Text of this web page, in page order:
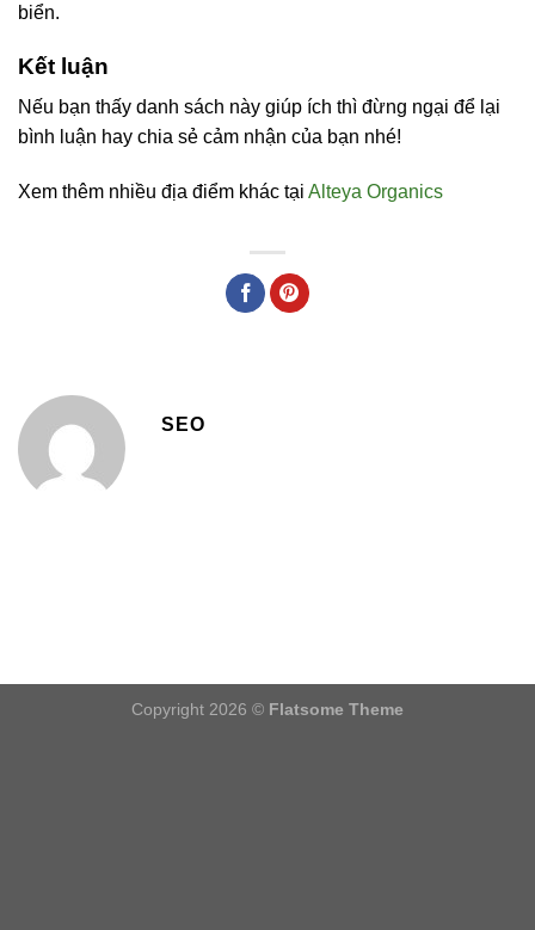
biển.
Kết luận
Nếu bạn thấy danh sách này giúp ích thì đừng ngại để lại
bình luận hay chia sẻ cảm nhận của bạn nhé!
Xem thêm nhiều địa điểm khác tại Alteya Organics
SEO
Copyright 2026 © Flatsome Theme